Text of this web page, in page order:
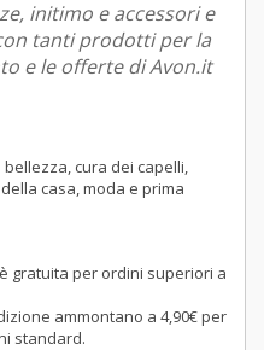
initimo e accessori e
tanti prodotti per la
e le offerte di Avon.it
cura dei capelli,
casa, moda e prima
gratuita per ordini superiori a
ammontano a 4,90€ per
standard.